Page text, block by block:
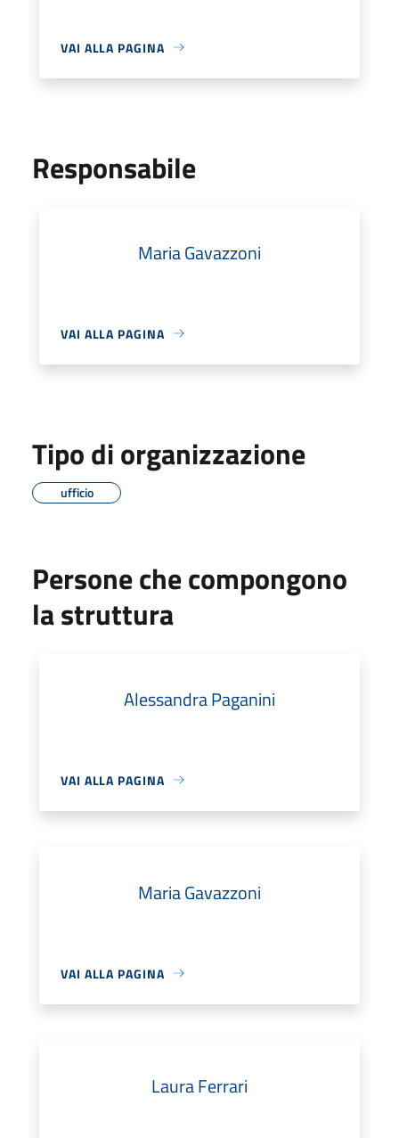
VAI ALLA PAGINA
Responsabile
Maria Gavazzoni
VAI ALLA PAGINA
Tipo di organizzazione
ufficio
Persone che compongono
la struttura
Alessandra Paganini
VAI ALLA PAGINA
Maria Gavazzoni
VAI ALLA PAGINA
Laura Ferrari